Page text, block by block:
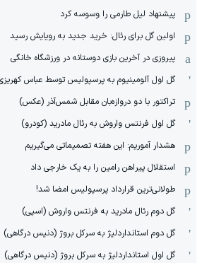
پیشنهاد لیل طارمی را وسوسه کرد
اولین گل برای رئال: خرید جدید به رویایش رسید
پیروزی در آخرین بازی دوستانه در ورزشگاه خانگی
گل اول آلومینیوم به پرسپولیس توسط عباس
تراکتور با دو دروازه‌بان مقابل شمس‌آذر (عکس)
گل اول فرنتس واروش به رئال مادرید (کودرو)
هشدار آموریم: این هفته تصمیماتی می‌گیریم
استقلال پیراهن رامین را به یک خارجی داد
طولانی‌ترین قرارداد پرسپولیس امضا شد!
گل دوم رئال مادرید به فرنتس واروش (اسپی)
گل دوم استانداردلیژ به سرکل بروژ (دنیس درگاهی)
گل اول استانداردلیژ به سرکل بروژ (دنیس درگاهی)